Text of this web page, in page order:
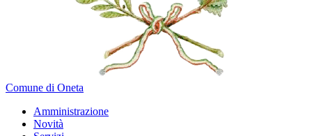
Comune di Oneta
Amministrazione
Novità